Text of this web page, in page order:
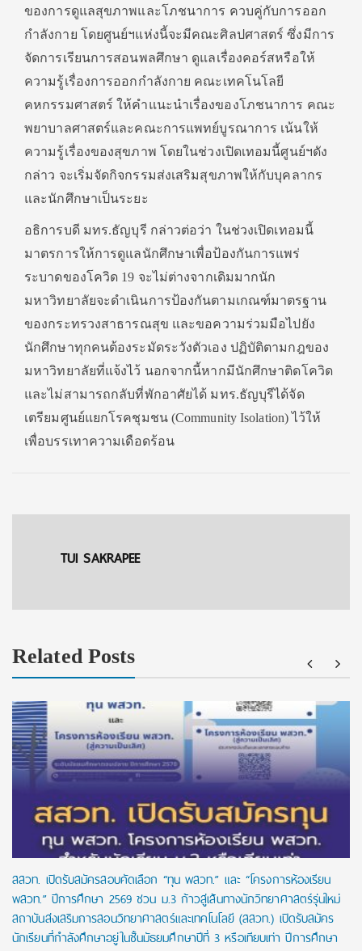
ของการดูแลสุขภาพและโภชนาการ ควบคู่กับการออก
กำลังกาย โดยศูนย์ฯแห่งนี้จะมีคณะศิลปศาสตร์ ซึ่งมีการ
จัดการเรียนการสอนพลศึกษา ดูแลเรื่องคอร์สหรือให้
ความรู้เรื่องการออกกำลังกาย คณะเทคโนโลยี
คหกรรมศาสตร์ ให้คำแนะนำเรื่องของโภชนาการ คณะ
พยาบาลศาสตร์และคณะการแพทย์บูรณาการ เน้นให้
ความรู้เรื่องของสุขภาพ โดยในช่วงเปิดเทอมนี้ศูนย์ฯดัง
กล่าว จะเริ่มจัดกิจกรรมส่งเสริมสุขภาพให้กับบุคลากร
และนักศึกษาเป็นระยะ
อธิการบดี มทร.ธัญบุรี กล่าวต่อว่า ในช่วงเปิดเทอมนี้
มาตรการให้การดูแลนักศึกษาเพื่อป้องกันการแพร่
ระบาดของโควิด 19 จะไม่ต่างจากเดิมมากนัก
มหาวิทยาลัยจะดำเนินการป้องกันตามเกณฑ์มาตรฐาน
ของกระทรวงสาธารณสุข และขอความร่วมมือไปยัง
นักศึกษาทุกคนต้องระมัดระวังตัวเอง ปฏิบัติตามกฎของ
มหาวิทยาลัยที่แจ้งไว้ นอกจากนี้หากมีนักศึกษาติดโควิด
และไม่สามารถกลับที่พักอาศัยได้ มทร.ธัญบุรีได้จัด
เตรียมศูนย์แยกโรคชุมชน (Community Isolation) ไว้ให้
เพื่อบรรเทาความเดือดร้อน
TUI SAKRAPEE
Related Posts
สสวท. เปิดรับสมัครสอบคัดเลือก “ทุน พสวท.” และ “โครงการห้องเรียน
พสวท.” ปีการศึกษา 2569 ชวน ม.3 ก้าวสู่เส้นทางนักวิทยาศาสตร์รุ่นใหม่
สถาบันส่งเสริมการสอนวิทยาศาสตร์และเทคโนโลยี (สสวท.) เปิดรับสมัคร
นักเรียนที่กำลังศึกษาอยู่ในชั้นมัธยมศึกษาปีที่ 3 หรือเทียบเท่า ปีการศึกษา